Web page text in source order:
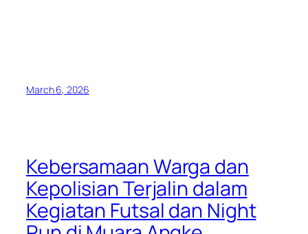
March 6, 2026
Kebersamaan Warga dan
Kepolisian Terjalin dalam
Kegiatan Futsal dan Night